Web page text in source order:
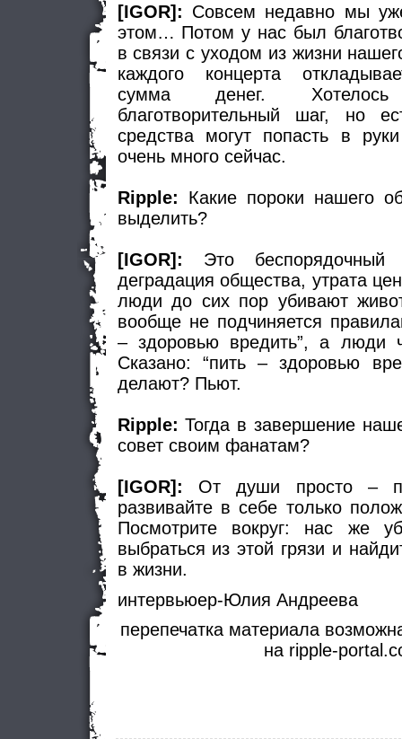
[IGOR]: Совсем недавно мы
этом… Потом у нас был
в связи с уходом из жизни
каждого концерта
сумма денег.
благотворительный шаг, но
средства могут попасть в
очень много сейчас.
Ripple: Какие пороки нашего
выделить?
[IGOR]: Это беспорядочный
деградация общества, утрата
люди до сих пор убивают
вообще не подчиняется
– здоровью вредить”, а люди
Сказано: “пить – здоровью
делают? Пьют.
Ripple:Тогда в завершение
совет своим фанатам?
[IGOR]: От души просто –
развивайте в себе только
Посмотрите вокруг: нас же
выбраться из этой грязи и
в жизни.
интервьюер-Юлия Андреева
перепечатка материала
на ripple-